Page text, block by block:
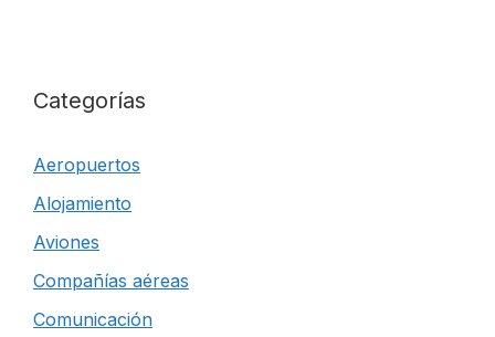
Categorías
Aeropuertos
Alojamiento
Aviones
Compañías aéreas
Comunicación